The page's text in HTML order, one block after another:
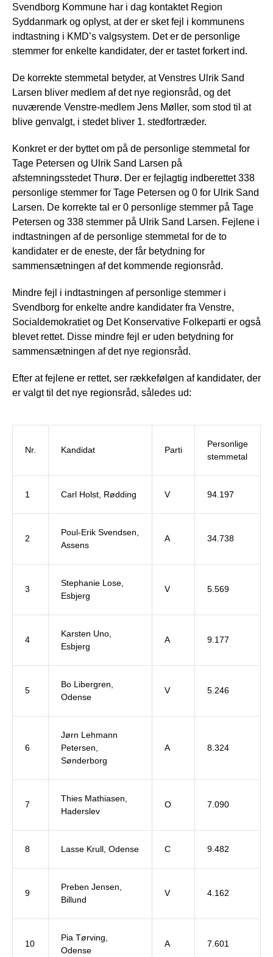
Svendborg Kommune har i dag kontaktet Region
Syddanmark og oplyst, at der er sket fejl i kommunens
indtastning i KMD’s valgsystem. Det er de personlige
stemmer for enkelte kandidater, der er tastet forkert ind.
De korrekte stemmetal betyder, at Venstres Ulrik Sand
Larsen bliver medlem af det nye regionsråd, og det
nuværende Venstre-medlem Jens Møller, som stod til at
blive genvalgt, i stedet bliver 1. stedfortræder.
Konkret er der byttet om på de personlige stemmetal for
Tage Petersen og Ulrik Sand Larsen på
afstemningsstedet Thurø. Der er fejlagtig indberettet 338
personlige stemmer for Tage Petersen og 0 for Ulrik Sand
Larsen. De korrekte tal er 0 personlige stemmer på Tage
Petersen og 338 stemmer på Ulrik Sand Larsen. Fejlene i
indtastningen af de personlige stemmetal for de to
kandidater er de eneste, der får betydning for
sammensætningen af det kommende regionsråd.
Mindre fejl i indtastningen af personlige stemmer i
Svendborg for enkelte andre kandidater fra Venstre,
Socialdemokratiet og Det Konservative Folkeparti er også
blevet rettet. Disse mindre fejl er uden betydning for
sammensætningen af det nye regionsråd.
Efter at fejlene er rettet, ser rækkefølgen af kandidater, der
er valgt til det nye regionsråd, således ud:
Nr. Kandidat Parti
Personlige
stemmetal
1 Carl Holst, Rødding V 94.197
2
Poul-Erik Svendsen,
Assens
A 34.738
3
Stephanie Lose,
Esbjerg
V 5.569
4
Karsten Uno,
Esbjerg
A 9.177
5
Bo Libergren,
Odense
V 5.246
6
Jørn Lehmann
Petersen,
Sønderborg
A 8.324
7
Thies Mathiasen,
Haderslev
O 7.090
8 Lasse Krull, Odense C 9.482
9
Preben Jensen,
Billund
V 4.162
10
Pia Tørving,
Odense
A 7.601